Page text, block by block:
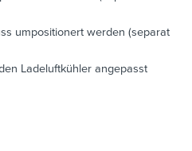
umpositionert werden (separat
Ladeluftkühler angepasst